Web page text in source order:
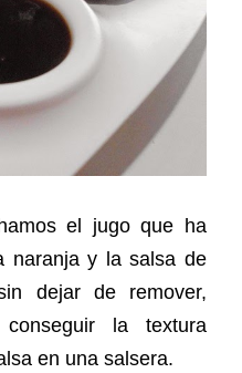
el jugo que ha
naranja y la salsa de
dejar de remover,
la textura
en una salsera.